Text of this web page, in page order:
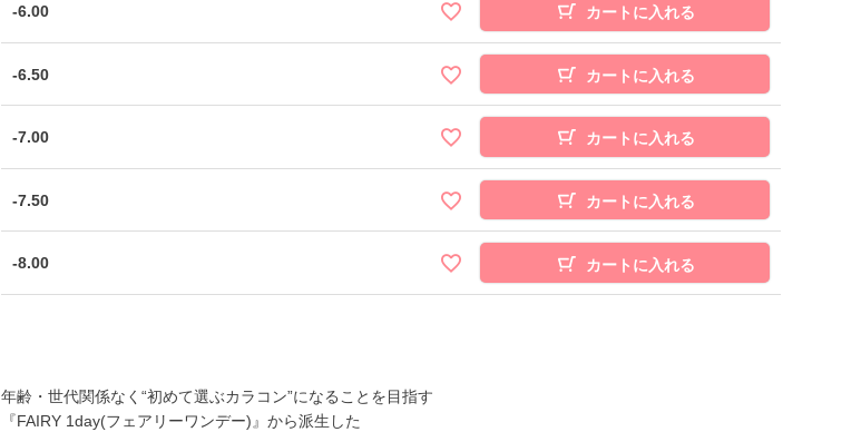
-6.00 カートに入れる
-6.50 カートに入れる
-7.00 カートに入れる
-7.50 カートに入れる
-8.00 カートに入れる
年齢・世代関係なく“初めて選ぶカラコン”になることを目指す
『FAIRY 1day(フェアリーワンデー)』から派生した